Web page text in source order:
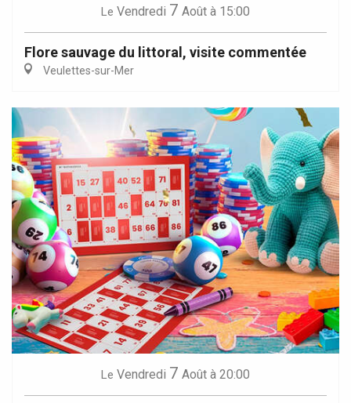
Le Vendredi 7 Août à 15:00
Flore sauvage du littoral, visite commentée
Veulettes-sur-Mer
Le Vendredi 7 Août à 20:00